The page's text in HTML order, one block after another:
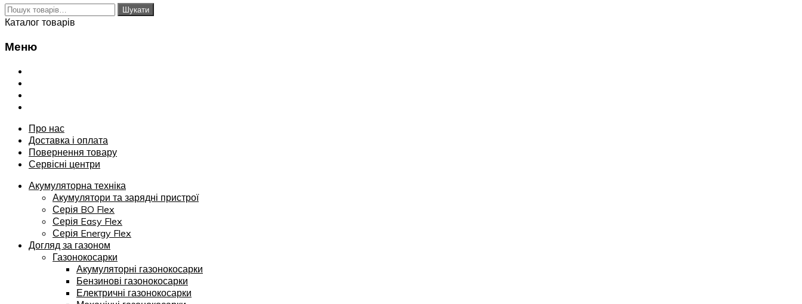
Шукати: Шукати
Каталог товарів
Меню
Переглянути
Про нас
Доставка і оплата
Повернення товару
Сервісні центри
Акумуляторна техніка
Акумулятори та зарядні пристрої
Серія BO Flex
Серія Easy Flex
Серія Energy Flex
Догляд за газоном
Газонокосарки
Акумуляторні газонокосарки
Бензинові газонокосарки
Електричні газонокосарки